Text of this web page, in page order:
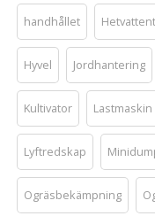
handhållet
Hyvel Jordhantering
Kultivator Lastmaskin
Lyftredskap
Ogräsbekämpning